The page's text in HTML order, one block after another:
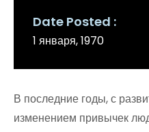
Date Posted
1 января, 1970
В последние годы, с
изменением привычек